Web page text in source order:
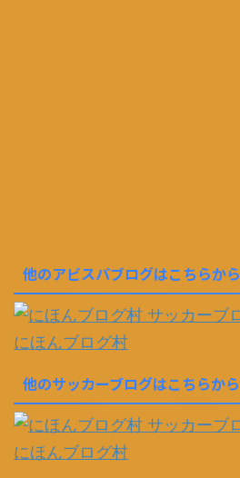
他のアビスパブログはこちらから
にほんブログ村
他のサッカーブログはこちらから
にほんブログ村